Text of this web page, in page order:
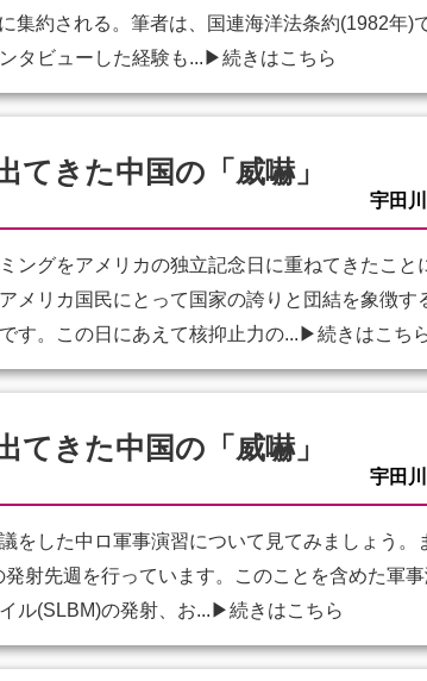
集約される。筆者は、国連海洋法条約(1982年)
タビューした経験も... ▶続きはこちら
てきた中国の「威嚇」
宇田
グをアメリカの独立記念日に重ねてきたこと
メリカ国民にとって国家の誇りと団結を象徴す
す。この日にあえて核抑止力の... ▶続きはこち
てきた中国の「威嚇」
宇田
した中ロ軍事演習について見てみましょう。
射先週を行っています。このことを含めた軍
ル(SLBM)の発射、お... ▶続きはこちら